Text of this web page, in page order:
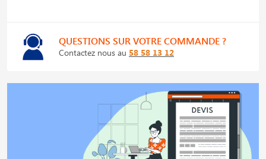
QUESTIONS SUR VOTRE COMMANDE ?
Contactez nous au 58 58 13 12